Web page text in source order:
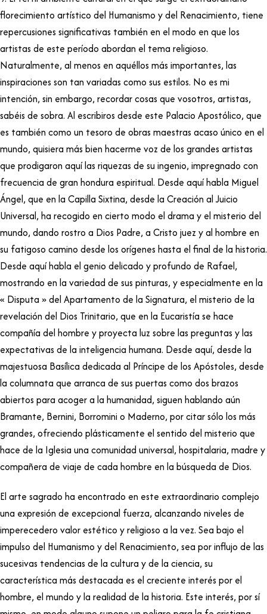
florecimiento artístico del Humanismo y del Renacimiento, tiene
repercusiones significativas también en el modo en que los
artistas de este período abordan el tema religioso.
Naturalmente, al menos en aquéllos más importantes, las
inspiraciones son tan variadas como sus estilos. No es mi
intención, sin embargo, recordar cosas que vosotros, artistas,
sabéis de sobra. Al escribiros desde este Palacio Apostólico, que
es también como un tesoro de obras maestras acaso único en el
mundo, quisiera más bien hacerme voz de los grandes artistas
que prodigaron aquí las riquezas de su ingenio, impregnado con
frecuencia de gran hondura espiritual. Desde aquí habla Miguel
Ángel, que en la Capilla Sixtina, desde la Creación al Juicio
Universal, ha recogido en cierto modo el drama y el misterio del
mundo, dando rostro a Dios Padre, a Cristo juez y al hombre en
su fatigoso camino desde los orígenes hasta el final de la historia.
Desde aquí habla el genio delicado y profundo de Rafael,
mostrando en la variedad de sus pinturas, y especialmente en la
« Disputa » del Apartamento de la Signatura, el misterio de la
revelación del Dios Trinitario, que en la Eucaristía se hace
compañía del hombre y proyecta luz sobre las preguntas y las
expectativas de la inteligencia humana. Desde aquí, desde la
majestuosa Basílica dedicada al Príncipe de los Apóstoles, desde
la columnata que arranca de sus puertas como dos brazos
abiertos para acoger a la humanidad, siguen hablando aún
Bramante, Bernini, Borromini o Maderno, por citar sólo los más
grandes, ofreciendo plásticamente el sentido del misterio que
hace de la Iglesia una comunidad universal, hospitalaria, madre y
compañera de viaje de cada hombre en la búsqueda de Dios.
El arte sagrado ha encontrado en este extraordinario complejo
una expresión de excepcional fuerza, alcanzando niveles de
imperecedero valor estético y religioso a la vez. Sea bajo el
impulso del Humanismo y del Renacimiento, sea por influjo de las
sucesivas tendencias de la cultura y de la ciencia, su
característica más destacada es el creciente interés por el
hombre, el mundo y la realidad de la historia. Este interés, por sí